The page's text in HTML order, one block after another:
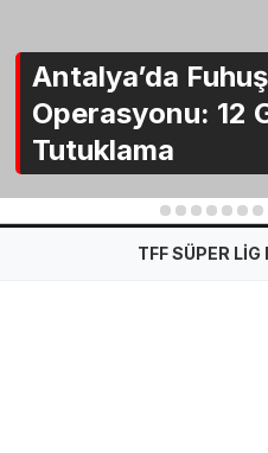
Antalya’da
Operasyonu: 12
Tutuklama
2 3 4 5 6 7
TFF SÜPER